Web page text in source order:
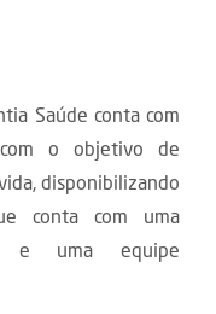
Saúde conta com
com o objetivo de
disponibilizando
conta com uma
e uma equipe